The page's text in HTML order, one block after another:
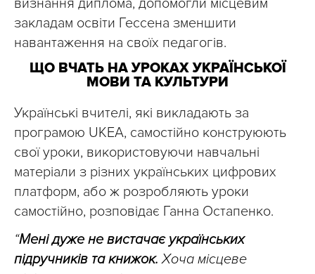
визнання диплома, допомогли місцевим
закладам освіти Гессена зменшити
навантаження на своїх педагогів.
ЩО ВЧАТЬ НА УРОКАХ УКРАЇНСЬКОЇ
МОВИ ТА КУЛЬТУРИ
Українські вчителі, які викладають за
програмою UKEA, самостійно конструюють
свої уроки, використовуючи навчальні
матеріали з різних українських цифрових
платформ, або ж розробляють уроки
самостійно, розповідає Ганна Остапенко.
“Мені дуже не вистачає українських
підручників та книжок.Хоча місцеве